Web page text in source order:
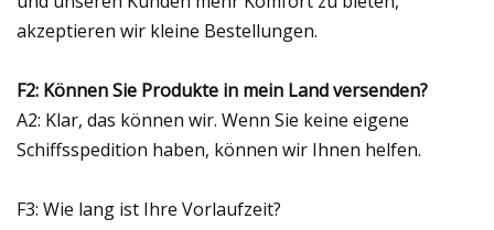
akzeptieren wir kleine Bestellungen.
F2: Können Sie Produkte in mein Land versenden?
A2: Klar, das können wir. Wenn Sie keine eigene
Schiffsspedition haben, können wir Ihnen helfen.
F3: Wie lang ist Ihre Vorlaufzeit?